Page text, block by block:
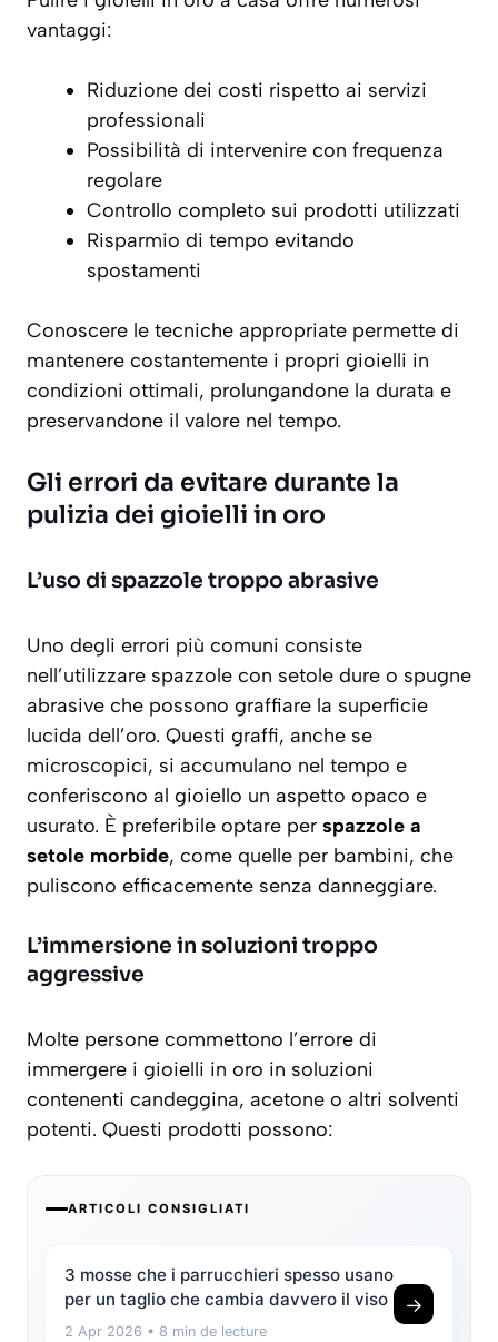
vantaggi:
Riduzione dei costi rispetto ai servizi
professionali
Possibilità di intervenire con frequenza
regolare
Controllo completo sui prodotti utilizzati
Risparmio di tempo evitando
spostamenti
Conoscere le tecniche appropriate permette di
mantenere costantemente i propri gioielli in
condizioni ottimali, prolungandone la durata e
preservandone il valore nel tempo.
Gli errori da evitare durante la
pulizia dei gioielli in oro
L’uso di spazzole troppo abrasive
Uno degli errori più comuni consiste
nell’utilizzare spazzole con setole dure o spugne
abrasive che possono graffiare la superficie
lucida dell’oro. Questi graffi, anche se
microscopici, si accumulano nel tempo e
conferiscono al gioiello un aspetto opaco e
usurato. È preferibile optare per spazzole a
setole morbide, come quelle per bambini, che
puliscono efficacemente senza danneggiare.
L’immersione in soluzioni troppo
aggressive
Molte persone commettono l’errore di
immergere i gioielli in oro in soluzioni
contenenti candeggina, acetone o altri solventi
potenti. Questi prodotti possono:
ARTICOLI CONSIGLIATI
3 mosse che i parrucchieri spesso usano
per un taglio che cambia davvero il viso
2 Apr 2026 • 8 min de lecture
→